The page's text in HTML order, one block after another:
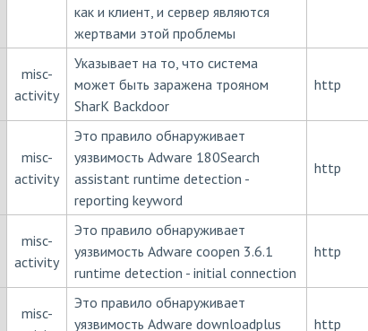
как и клиент, и сервер являются
жертвами этой проблемы
misc-
activity
Указывает на то, что система
может быть заражена трояном
SharK Backdoor
http
misc-
activity
Это правило обнаруживает
уязвимость Adware 180Search
assistant runtime detection -
reporting keyword
http
misc-
activity
Это правило обнаруживает
уязвимость Adware coopen 3.6.1
runtime detection - initial connection
http
misc-
Это правило обнаруживает
уязвимость Adware downloadplus
http